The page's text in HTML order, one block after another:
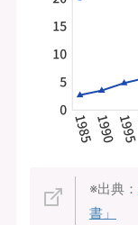
※出典：
書」